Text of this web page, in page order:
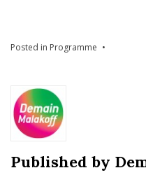
Posted in Programme
Published by